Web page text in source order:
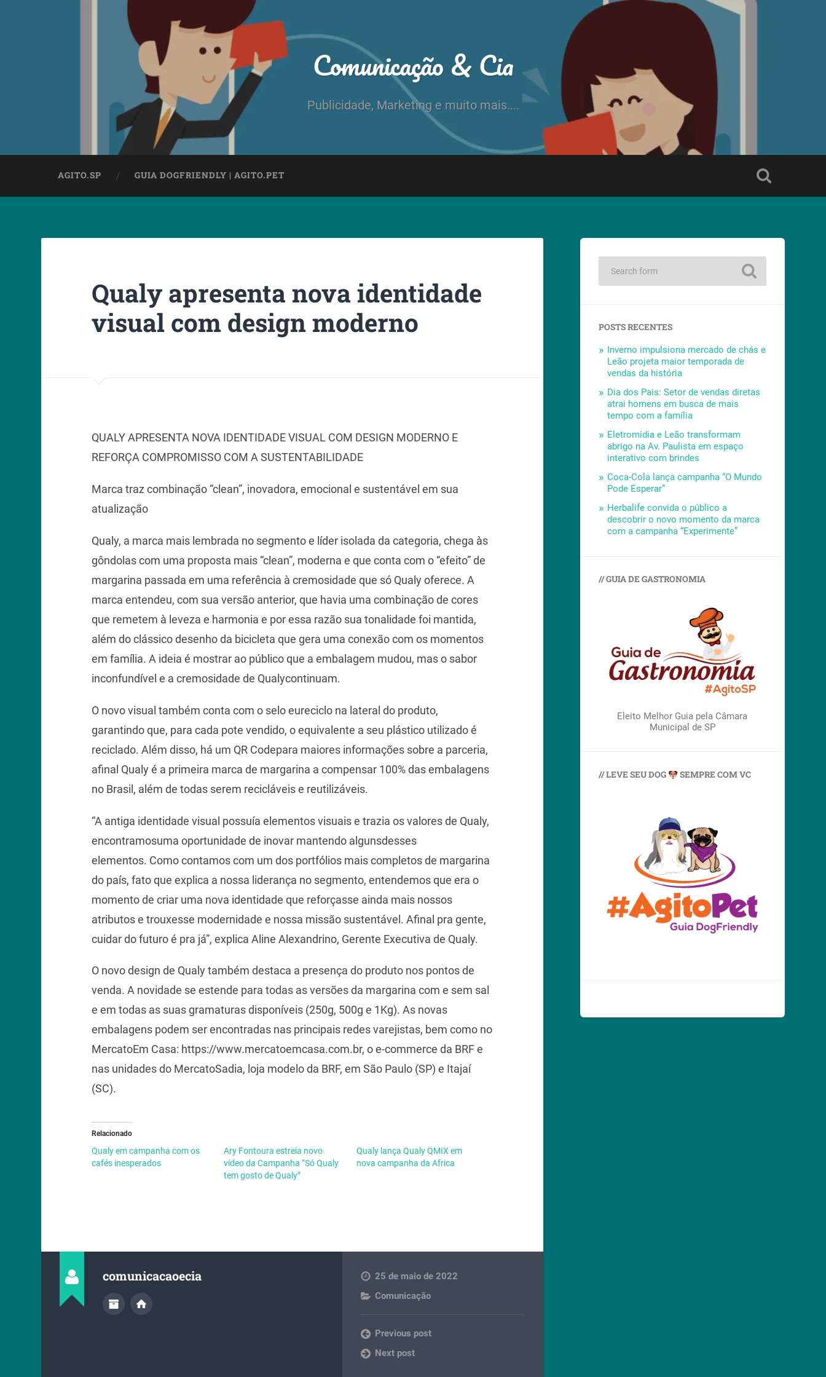
Comunicação & Cia
Publicidade, Marketing e muito mais....
AGITO.SP GUIA DOGFRIENDLY | AGITO.PET
Qualy apresenta nova identidade
visual com design moderno
QUALY APRESENTA NOVA IDENTIDADE VISUAL COM DESIGN MODERNO E
REFORÇA COMPROMISSO COM A SUSTENTABILIDADE
Marca traz combinação “clean”, inovadora, emocional e sustentável em sua
atualização
Qualy, a marca mais lembrada no segmento e líder isolada da categoria, chega às
gôndolas com uma proposta mais “clean”, moderna e que conta com o “efeito” de
margarina passada em uma referência à cremosidade que só Qualy oferece. A
marca entendeu, com sua versão anterior, que havia uma combinação de cores
que remetem à leveza e harmonia e por essa razão sua tonalidade foi mantida,
além do clássico desenho da bicicleta que gera uma conexão com os momentos
em família. A ideia é mostrar ao público que a embalagem mudou, mas o sabor
inconfundível e a cremosidade de Qualycontinuam.
O novo visual também conta com o selo eureciclo na lateral do produto,
garantindo que, para cada pote vendido, o equivalente a seu plástico utilizado é
reciclado. Além disso, há um QR Codepara maiores informações sobre a parceria,
afinal Qualy é a primeira marca de margarina a compensar 100% das embalagens
no Brasil, além de todas serem recicláveis e reutilizáveis.
“A antiga identidade visual possuía elementos visuais e trazia os valores de Qualy,
encontramosuma oportunidade de inovar mantendo algunsdesses
elementos. Como contamos com um dos portfólios mais completos de margarina
do país, fato que explica a nossa liderança no segmento, entendemos que era o
momento de criar uma nova identidade que reforçasse ainda mais nossos
atributos e trouxesse modernidade e nossa missão sustentável. Afinal pra gente,
cuidar do futuro é pra já”, explica Aline Alexandrino, Gerente Executiva de Qualy.
O novo design de Qualy também destaca a presença do produto nos pontos de
venda. A novidade se estende para todas as versões da margarina com e sem sal
e em todas as suas gramaturas disponíveis (250g, 500g e 1Kg). As novas
embalagens podem ser encontradas nas principais redes varejistas, bem como no
MercatoEm Casa: https://www.mercatoemcasa.com.br, o e-commerce da BRF e
nas unidades do MercatoSadia, loja modelo da BRF, em São Paulo (SP) e Itajaí
(SC).
Relacionado
Qualy em campanha com os
cafés inesperados
Ary Fontoura estreia novo
vídeo da Campanha “Só Qualy
tem gosto de Qualy”
Qualy lança Qualy QMIX em
nova campanha da Africa
comunicacaoecia
25 de maio de 2022
Comunicação
Previous post
Next post
POSTS RECENTES
Inverno impulsiona mercado de chás e
Leão projeta maior temporada de
vendas da história
Dia dos Pais: Setor de vendas diretas
atrai homens em busca de mais
tempo com a família
Eletromidia e Leão transformam
abrigo na Av. Paulista em espaço
interativo com brindes
Coca-Cola lança campanha “O Mundo
Pode Esperar”
Herbalife convida o público a
descobrir o novo momento da marca
com a campanha “Experimente”
// GUIA DE GASTRONOMIA
Eleito Melhor Guia pela Câmara
Municipal de SP
// LEVE SEU DOG SEMPRE COM VC